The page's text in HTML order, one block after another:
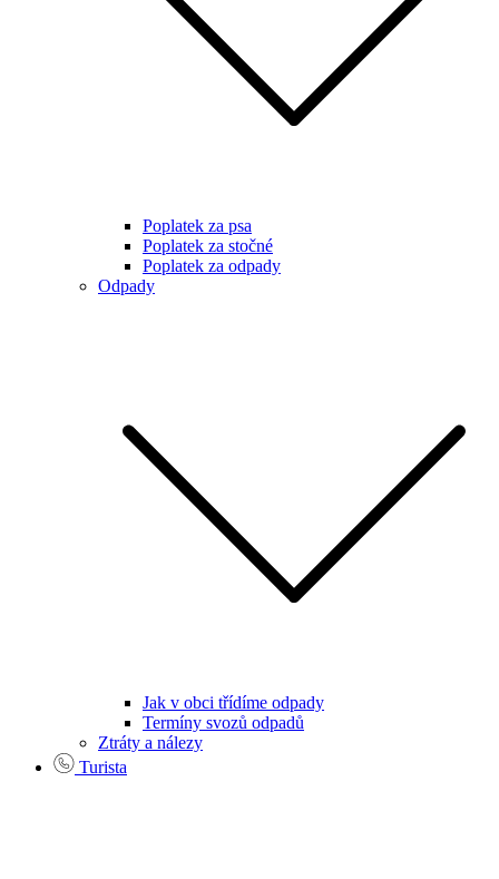
Poplatek za psa
Poplatek za stočné
Poplatek za odpady
Odpady
Jak v obci třídíme odpady
Termíny svozů odpadů
Ztráty a nálezy
Turista